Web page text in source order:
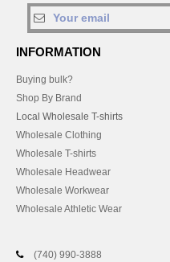
INFORMATION
Buying bulk?
Shop By Brand
Local Wholesale T-shirts
Wholesale Clothing
Wholesale T-shirts
Wholesale Headwear
Wholesale Workwear
Wholesale Athletic Wear
(740) 990-3888